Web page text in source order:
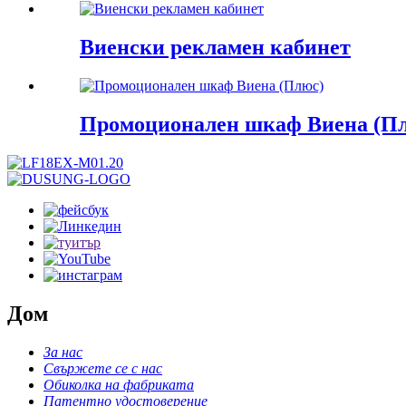
Виенски рекламен кабинет
Промоционален шкаф Виена
Дом
За нас
Свържете се с нас
Обиколка на фабриката
Патентно удостоверение